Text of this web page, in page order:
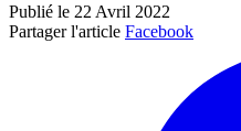
Publié le 22 Avril 2022
Partager l'article Facebook